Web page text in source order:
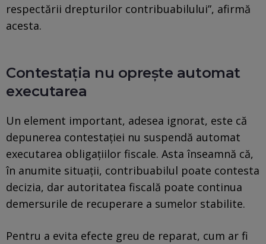
respectării drepturilor contribuabilului”, afirmă
acesta.
Contestația nu oprește automat
executarea
Un element important, adesea ignorat, este că
depunerea contestației nu suspendă automat
executarea obligațiilor fiscale. Asta înseamnă că,
în anumite situații, contribuabilul poate contesta
decizia, dar autoritatea fiscală poate continua
demersurile de recuperare a sumelor stabilite.
Pentru a evita efecte greu de reparat, cum ar fi